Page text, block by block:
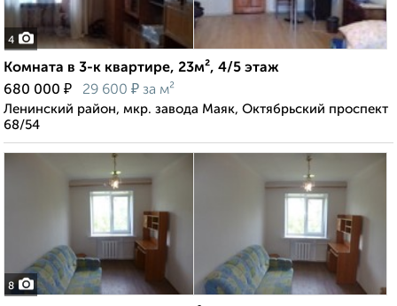
4
Комната в 3-к квартире, 23м², 4/5 этаж
680 000 ₽ 29 600 ₽ за м²
Ленинский район, мкр. завода Маяк, Октябрьский проспект
68/54
8